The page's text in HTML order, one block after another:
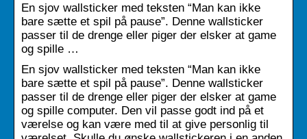
En sjov wallsticker med teksten “Man kan ikke
bare sætte et spil på pause”. Denne wallsticker
passer til de drenge eller piger der elsker at game
og spille …
En sjov wallsticker med teksten “Man kan ikke
bare sætte et spil på pause”. Denne wallsticker
passer til de drenge eller piger der elsker at game
og spille computer. Den vil passe godt ind på et
værelse og kan være med til at give personlig til